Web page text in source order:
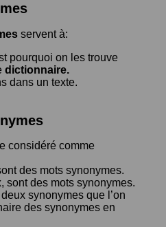
servent à:
pourquoi on les trouve
dictionnaire.
dans un texte.
considéré comme
des mots synonymes.
, sont des mots synonymes.
synonymes que l’on
des synonymes en